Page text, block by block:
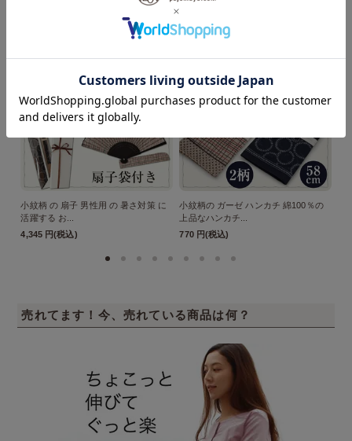
小紋柄 の 扇子 男性用 の 暑さ対策 に
活躍する お...
4,345 円(税込)
小紋柄の ガーゼ ハンカチ 綿100％の
上品なハンカチ...
770 円(税込)
売れてます！今、売れている商品は何？